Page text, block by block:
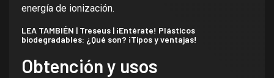
energía de ionización.
LEA TAMBIÉN | Treseus | ¡Entérate! Plásticos
biodegradables: ¿Qué son? ¡Tipos y ventajas!
Obtención y usos